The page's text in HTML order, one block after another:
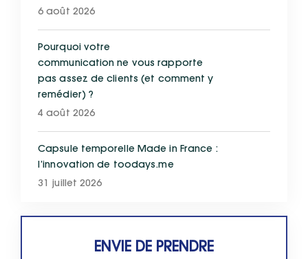
6 août 2026
Pourquoi votre
communication ne vous rapporte
pas assez de clients (et comment y
remédier) ?
4 août 2026
Capsule temporelle Made in France :
l’innovation de toodays.me
31 juillet 2026
ENVIE DE PRENDRE